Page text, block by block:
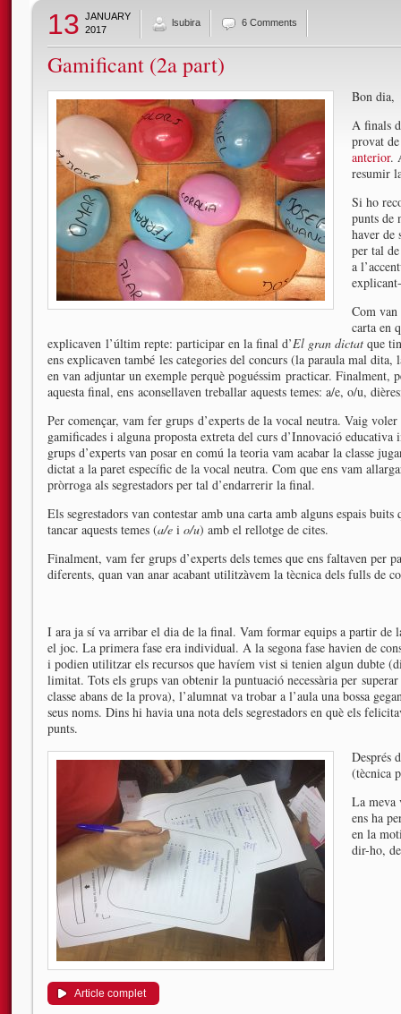
13 JANUARY
2017
lsubira 6 Comments
Gamificant (2a part)
Bon dia,
A finals
provat
anterior.
resumir
Si ho
punts de
haver de
per tal
a
Com van
carta en
explicaven l’últim repte: participar en la final d’El gran dictat que
ens explicaven també les categories del concurs (la paraula mal
en van adjuntar un exemple perquè poguéssim practicar. Finalment,
aquesta final, ens aconsellaven treballar aquests temes: a/e, o/u,
Per començar, vam fer grups d’experts de la vocal neutra. Vaig
gamificades i alguna proposta extreta del curs d’Innovació
grups d’experts van posar en comú la teoria vam acabar la classe
dictat a la paret específic de la vocal neutra. Com que ens vam
pròrroga als segrestadors per tal d’endarrerir la final.
Els segrestadors van contestar amb una carta amb alguns espais
tancar aquests temes (a/e i o/u) amb el rellotge de cites.
Finalment, vam fer grups d’experts dels temes que ens faltaven per
diferents, quan van anar acabant utilitzàvem la tècnica dels fulls de
I ara ja sí va arribar el dia de la final. Vam formar equips a partir de
el joc. La primera fase era individual. A la segona fase havien de
i podien utilitzar els recursos que havíem vist si tenien algun dubte
limitat. Tots els grups van obtenir la puntuació necessària per
classe abans de la prova), l’alumnat va trobar a l’aula una bossa
seus noms. Dins hi havia una nota dels segrestadors en què els
punts.
Després
(tècnica
La meva
ens ha
en la
dir-ho,
Article complet